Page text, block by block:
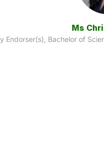
Industry Endorser(s),